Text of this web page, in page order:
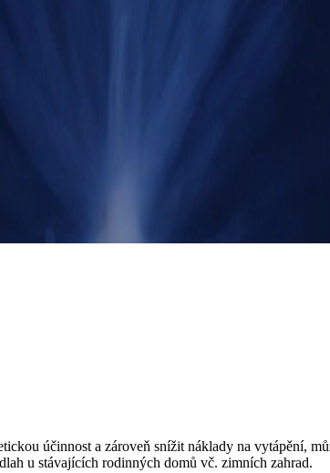
účinnost a zároveň snížit náklady na vytápění,
u stávajících rodinných domů vč. zimních zahrad.